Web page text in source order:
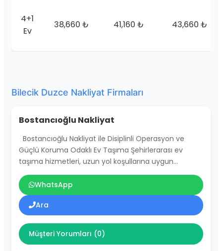
4+1
Ev
38,660 ₺ 41,160 ₺ 43,660 ₺
Bilecik Duzce Nakliyat Firmaları
Bostancıoğlu Nakliyat
Bostancıoğlu Nakliyat ile Disiplinli Operasyon ve
Güçlü Koruma Odaklı Ev Taşıma Şehirlerarası ev
taşıma hizmetleri, uzun yol koşullarına uygun…
WhatsApp
Ara
Müşteri Yorumları (0)